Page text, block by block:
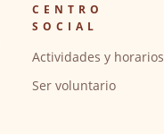
CENTRO
SOCIAL
Actividades y horarios
Ser voluntario